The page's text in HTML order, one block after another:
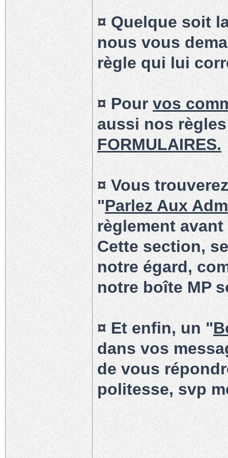
¤ Quelque soit
nous vous
règle qui lui
¤ Pourvos
aussi nos
FORMULAIRES.
¤ Vous
"Parlez Aux
règlement
Cette section,
notre égard,
notre boîte MP
¤ Et enfin, un "
dans vos
de vous
politesse, svp